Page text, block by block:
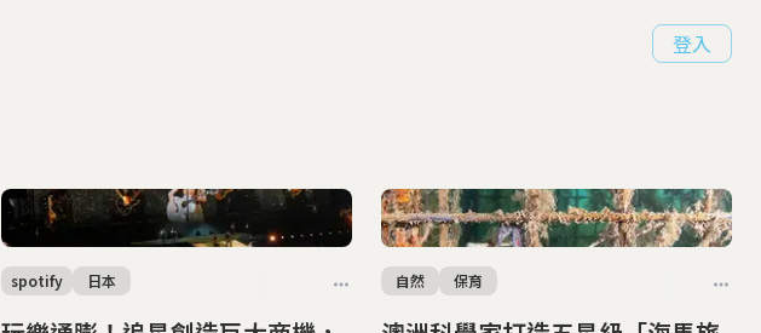
登入
spotify 日本 自然 保育